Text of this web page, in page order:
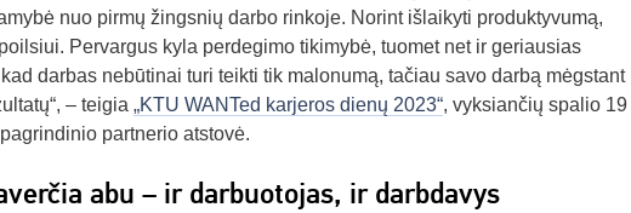
nuo pirmų žingsnių darbo rinkoje. Norint išlaikyti produktyvumą,
Pervargus kyla perdegimo tikimybė, tuomet net ir geriausias
darbas nebūtinai turi teikti tik malonumą, tačiau savo darbą mėgstant
– teigia „KTU WANTed karjeros dienų 2023“, vyksiančių spalio 19
partnerio atstovė.
abu – ir darbuotojas, ir darbdavys